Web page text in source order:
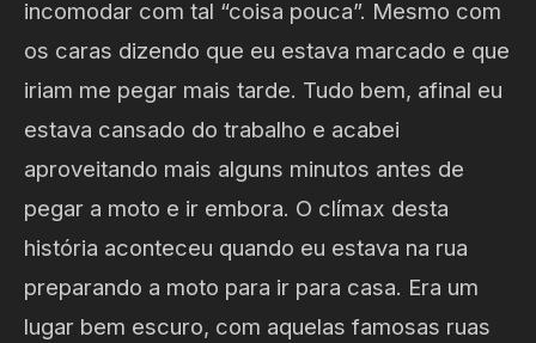
incomodar com tal “coisa pouca”. Mesmo com
os caras dizendo que eu estava marcado e que
iriam me pegar mais tarde. Tudo bem, afinal eu
estava cansado do trabalho e acabei
aproveitando mais alguns minutos antes de
pegar a moto e ir embora. O clímax desta
história aconteceu quando eu estava na rua
preparando a moto para ir para casa. Era um
lugar bem escuro, com aquelas famosas ruas